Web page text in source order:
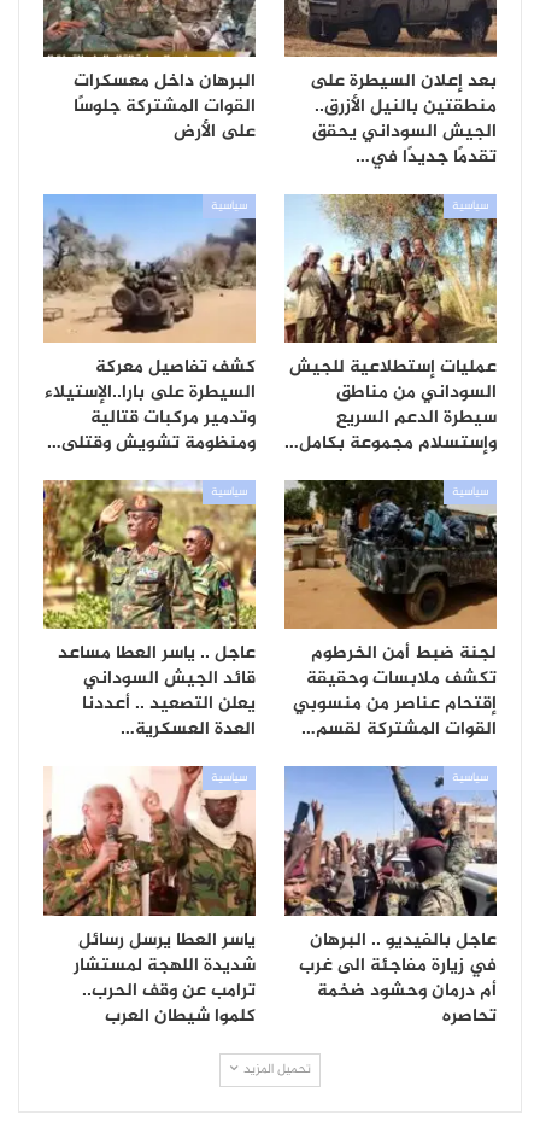
بعد إعلان السيطرة على
منطقتين بالنيل الأزرق..
الجيش السوداني يحقق
تقدمًا جديدًا في…
البرهان داخل معسكرات
القوات المشتركة جلوسًا
على الأرض
سياسية
عمليات إستطلاعية للجيش
السوداني من مناطق
سيطرة الدعم السريع
وإستسلام مجموعة بكامل…
سياسية
كشف تفاصيل معركة
السيطرة على بارا..الإستيلاء
وتدمير مركبات قتالية
ومنظومة تشويش وقتلى…
سياسية
لجنة ضبط أمن الخرطوم
تكشف ملابسات وحقيقة
إقتحام عناصر من منسوبي
القوات المشتركة لقسم…
سياسية
عاجل .. ياسر العطا مساعد
قائد الجيش السوداني
يعلن التصعيد .. أعددنا
العدة العسكرية…
سياسية
عاجل بالفيديو .. البرهان
في زيارة مفاجئة الى غرب
أم درمان وحشود ضخمة
تحاصره
سياسية
ياسر العطا يرسل رسائل
شديدة اللهجة لمستشار
ترامب عن وقف الحرب..
كلموا شيطان العرب
تحميل المزيد